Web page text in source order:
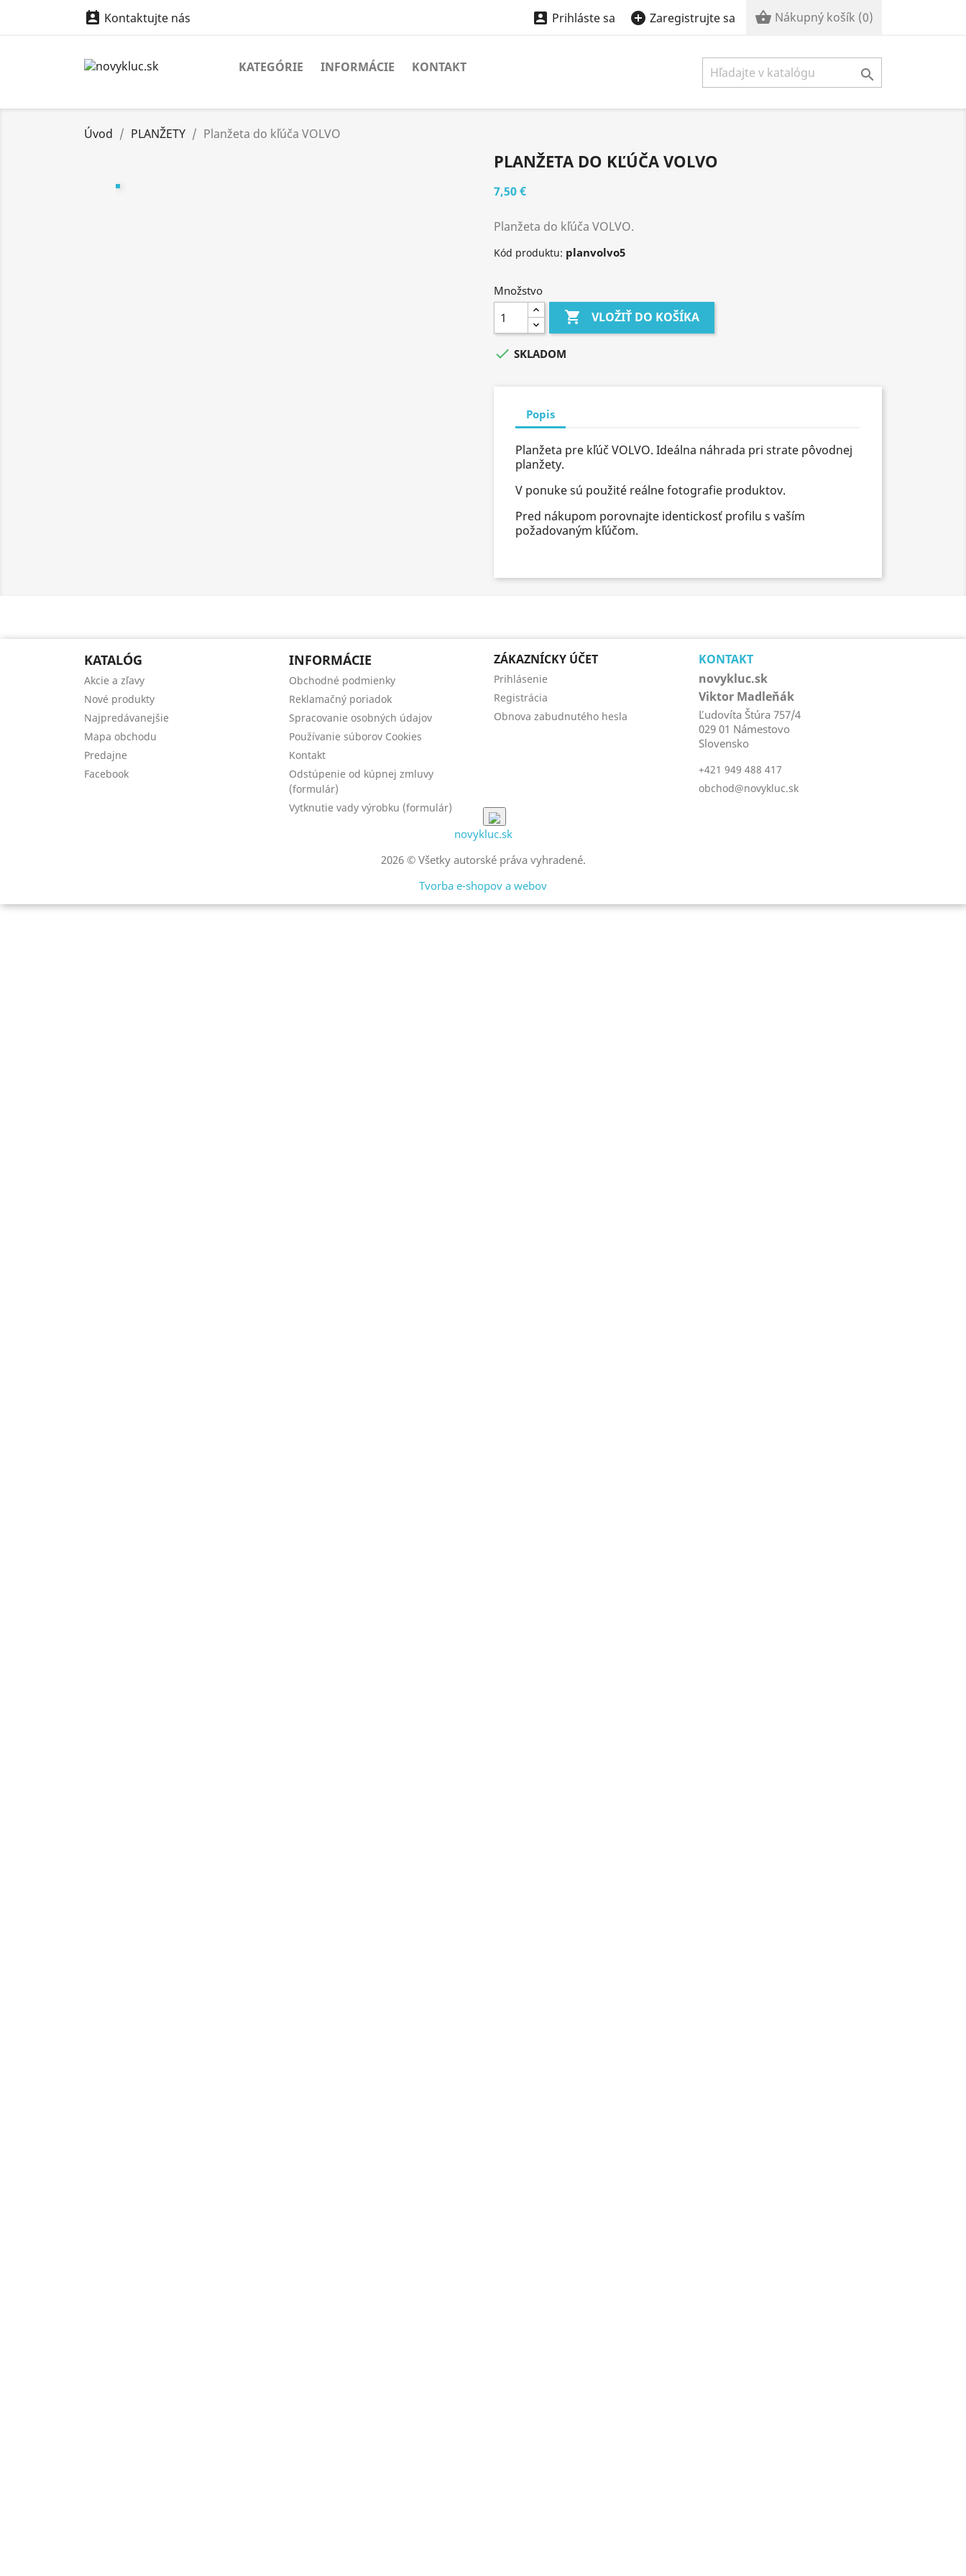
 Kontaktujte nás  Prihláste sa  Zaregistrujte sa  Nákupný košík (0)
KATEGÓRIE INFORMÁCIE KONTAKT 
Úvod PLANŽETY Planžeta do kľúča VOLVO
PLANŽETA DO KĽÚČA VOLVO
7,50 €
Planžeta do kľúča VOLVO.
Kód produktu: planvolvo5
Množstvo
 VLOŽIŤ DO KOŠÍKA
 SKLADOM
Popis
Planžeta pre kľúč VOLVO. Ideálna náhrada pri strate pôvodnej
planžety.
V ponuke sú použité reálne fotografie produktov.
Pred nákupom porovnajte identickosť profilu s vaším
požadovaným kľúčom.
KATALÓG
Akcie a zľavy
Nové produkty
Najpredávanejšie
Mapa obchodu
Predajne
Facebook
INFORMÁCIE
Obchodné podmienky
Reklamačný poriadok
Spracovanie osobných údajov
Používanie súborov Cookies
Kontakt
Odstúpenie od kúpnej zmluvy
(formulár)
Vytknutie vady výrobku (formulár)
ZÁKAZNÍCKY ÚČET
Prihlásenie
Registrácia
Obnova zabudnutého hesla
KONTAKT
novykluc.sk
Viktor Madleňák
Ľudovíta Štúra 757/4
029 01 Námestovo
Slovensko
+421 949 488 417
obchod@novykluc.sk
novykluc.sk
2026 © Všetky autorské práva vyhradené.
Tvorba e-shopov a webov